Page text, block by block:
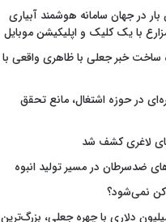
در جهان سامانه هوشمند آبیاری
با یک کلیک و اپلیکیشن موبایل
ساخت خبر جعلی با ظاهری واقعی با
در حوزه اشتغال، مانع تحقق
لاغری کشف شد
ضدسرطان در مسیر تولید انبوه
نمی‌شود؟
۲۵ میلیون دلاری با چهره جعلی، بزرگ‌ترین